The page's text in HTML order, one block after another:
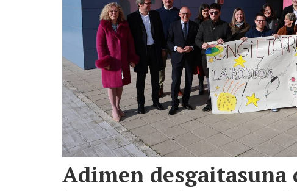
Adimen desgaitasuna